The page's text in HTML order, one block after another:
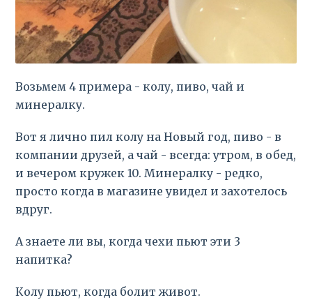
Возьмем 4 примера - колу, пиво, чай и
минералку.
Вот я лично пил колу на Новый год, пиво - в
компании друзей, а чай - всегда: утром, в обед,
и вечером кружек 10. Минералку - редко,
просто когда в магазине увидел и захотелось
вдруг.
А знаете ли вы, когда чехи пьют эти 3
напитка?
Колу пьют, когда болит живот.